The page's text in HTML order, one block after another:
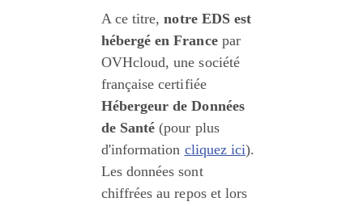
A ce titre, notre EDS est
hébergé en France par
OVHcloud, une société
française certifiée
Hébergeur de Données
de Santé (pour plus
d'information cliquez ici).
Les données sont
chiffrées au repos et lors